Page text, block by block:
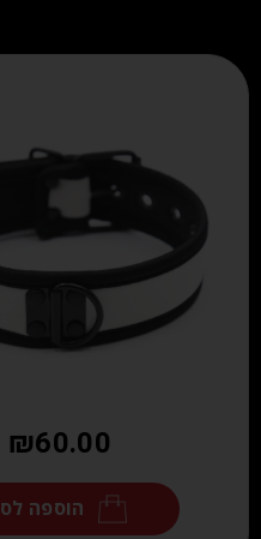
₪60.00
הוספה